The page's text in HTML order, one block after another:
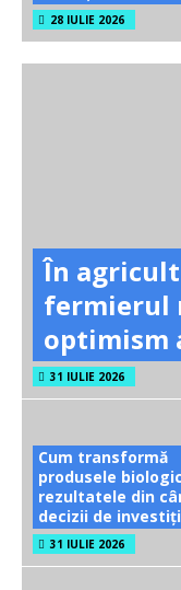
28 IULIE 2026
În
fermierul
optimism
31 IULIE 2026
Cum transformă
produsele
rezultatele din
decizii de
31 IULIE 2026